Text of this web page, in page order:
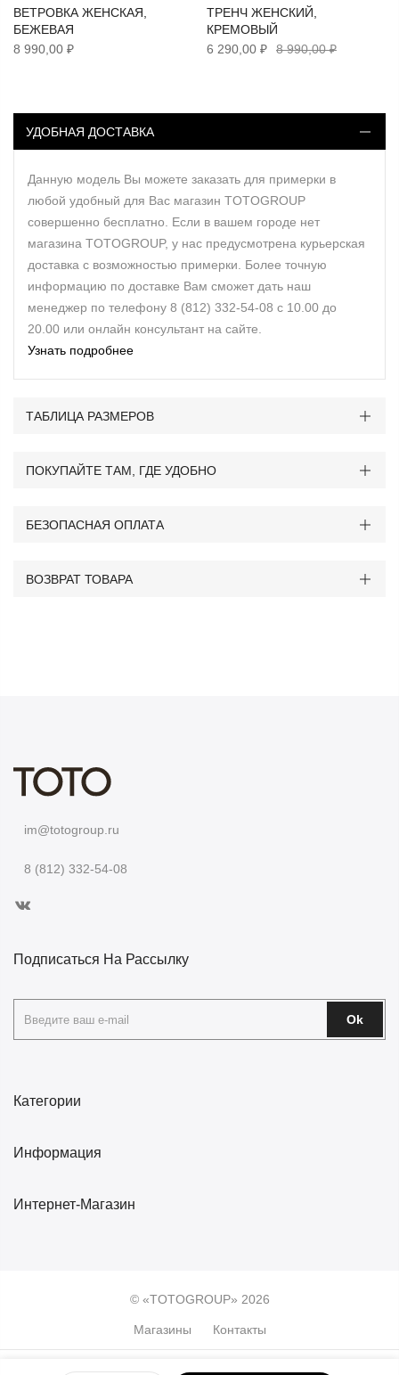
ВЕТРОВКА ЖЕНСКАЯ,
БЕЖЕВАЯ
8 990,00 ₽
ТРЕНЧ ЖЕНСКИЙ,
КРЕМОВЫЙ
6 290,00 ₽
8 990,00 ₽
УДОБНАЯ ДОСТАВКА
Данную модель Вы можете заказать для примерки в
любой удобный для Вас магазин TOTOGROUP
совершенно бесплатно. Если в вашем городе нет
магазина TOTOGROUP, у нас предусмотрена курьерская
доставка с возможностью примерки. Более точную
информацию по доставке Вам сможет дать наш
менеджер по телефону 8 (812) 332-54-08 с 10.00 до
20.00 или онлайн консультант на сайте.
Узнать подробнее
ТАБЛИЦА РАЗМЕРОВ
ПОКУПАЙТЕ ТАМ, ГДЕ УДОБНО
БЕЗОПАСНАЯ ОПЛАТА
ВОЗВРАТ ТОВАРА
im@totogroup.ru
8 (812) 332-54-08
Категории
Информация
Интернет-Магазин
Подписаться На Рассылку
Ok
© «TOTOGROUP» 2026
Магазины Контакты